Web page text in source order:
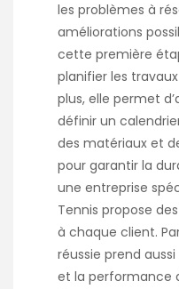
les problèmes à
améliorations
cette première
planifier les
plus, elle permet
définir un
des matériaux et
pour garantir la
une entreprise
Tennis propose
à chaque client.
réussie prend
et la performance